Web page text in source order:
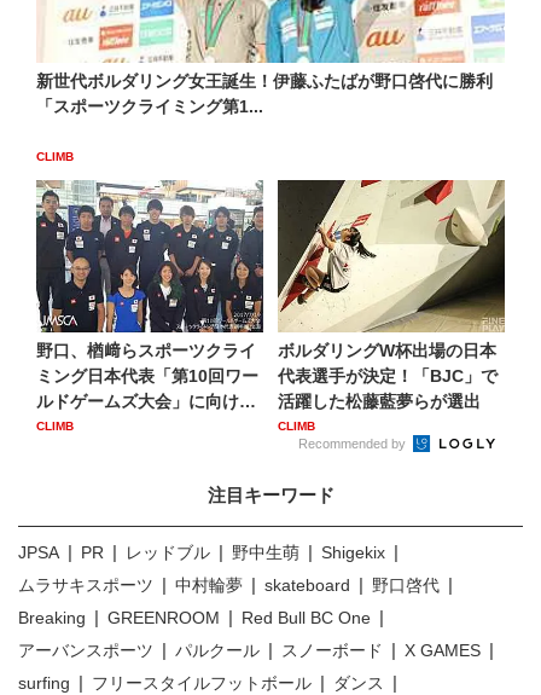
新世代ボルダリング女王誕生！伊藤ふたばが野口啓代に勝利
「スポーツクライミング第1...
CLIMB
野口、楢﨑らスポーツクライ
ミング日本代表「第10回ワー
ルドゲームズ大会」に向け
て...
CLIMB
ボルダリングW杯出場の日本
代表選手が決定！「BJC」で
活躍した松藤藍夢らが選出
CLIMB
Recommended by
注目キーワード
JPSA PR レッドブル 野中生萌
Shigekix
ムラサキスポーツ
中村輪夢 skateboard
野口啓代
Breaking
GREENROOM
Red Bull BC One
アーバンスポーツ
パルクール スノーボード
X GAMES
surfing
フリースタイルフットボール
ダンス